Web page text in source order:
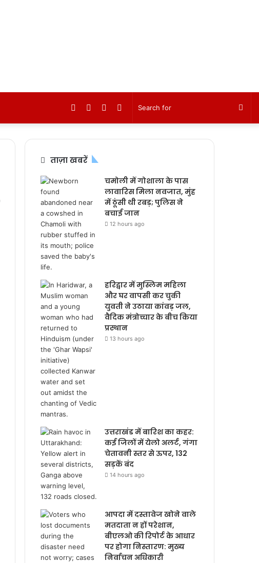
Instagram
YouTube
Twitter
Facebook
ताज़ा खबरें
चमोली में गोशाला के पास
लावारिस मिला नवजात, मुंह
में ठूंसी थी रबड़; पुलिस ने
बचाई जान
12 hours ago
हरिद्वार में मुस्लिम महिला
और घर वापसी कर चुकी
युवती ने उठाया कांवड़ जल,
वैदिक मंत्रोच्चार के बीच किया
प्रस्थान
13 hours ago
उत्तराखंड में बारिश का कहर:
कई जिलों में येलो अलर्ट, गंगा
चेतावनी स्तर से ऊपर, 132
सड़कें बंद
14 hours ago
आपदा में दस्तावेज खोने वाले
मतदाता न हों परेशान,
बीएलओ की रिपोर्ट के आधार
पर होगा निस्तारण: मुख्य
निर्वाचन अधिकारी